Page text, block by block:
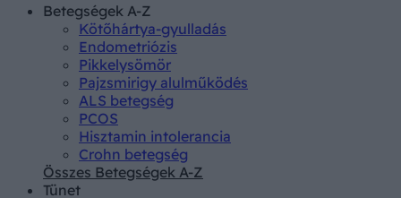
Betegségek A-Z
Kötőhártya-gyulladás
Endometriózis
Pikkelysömör
Pajzsmirigy alulműködés
ALS betegség
PCOS
Hisztamin intolerancia
Crohn betegség
Összes Betegségek A-Z
Tünet